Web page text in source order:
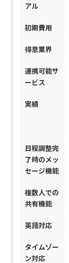
アル
初期費用
得意業界
連携可能サ
ービス
実績
日程調整完
了時のメッ
セージ機能
複数人での
共有機能
英語対応
タイムゾー
ン対応